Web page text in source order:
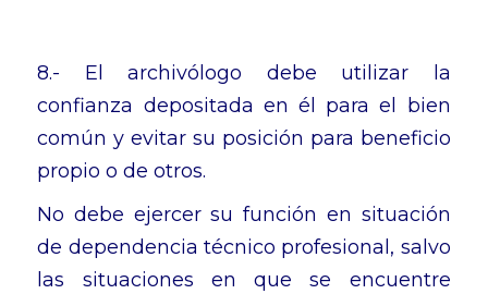
8.- El archivólogo debe utilizar la
confianza depositada en él para el bien
común y evitar su posición para beneficio
propio o de otros.
No debe ejercer su función en situación
de dependencia técnico profesional, salvo
las situaciones en que se encuentre